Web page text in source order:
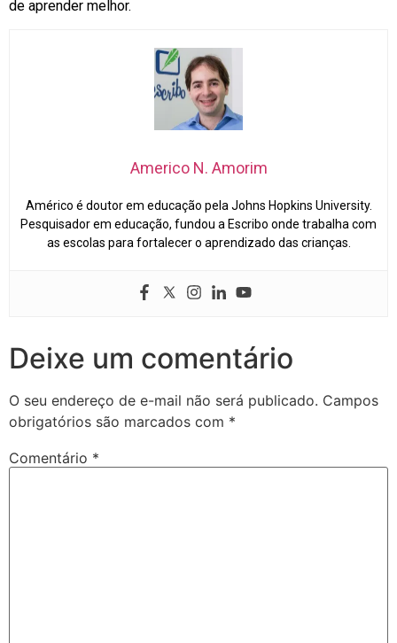
de aprender melhor.
Americo N. Amorim
Américo é doutor em educação pela Johns Hopkins University.
Pesquisador em educação, fundou a Escribo onde trabalha com
as escolas para fortalecer o aprendizado das crianças.
Deixe um comentário
O seu endereço de e-mail não será publicado. Campos
obrigatórios são marcados com *
Comentário *